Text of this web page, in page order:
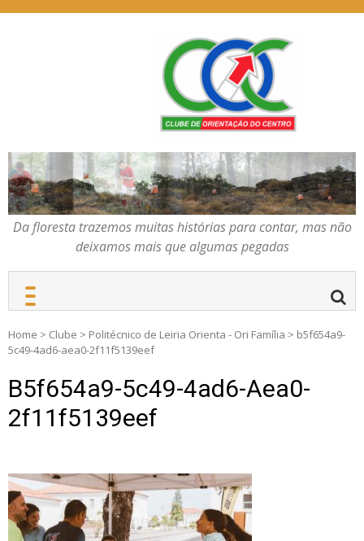
COC – CLUBE DE
ORIENTAÇÃO DO
CENTRO
Da floresta trazemos
muitas histórias para
contar, mas não deixamos
mais que algumas
pegadas
Da floresta trazemos muitas histórias para contar, mas não
deixamos mais que algumas pegadas
Home > Clube > Politécnico de Leiria Orienta - Ori Família > b5f654a9-
5c49-4ad6-aea0-2f11f5139eef
B5f654a9-5c49-4ad6-Aea0-
2f11f5139eef